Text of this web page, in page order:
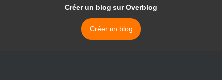
Créer un blog sur Overblog
Créer un blog